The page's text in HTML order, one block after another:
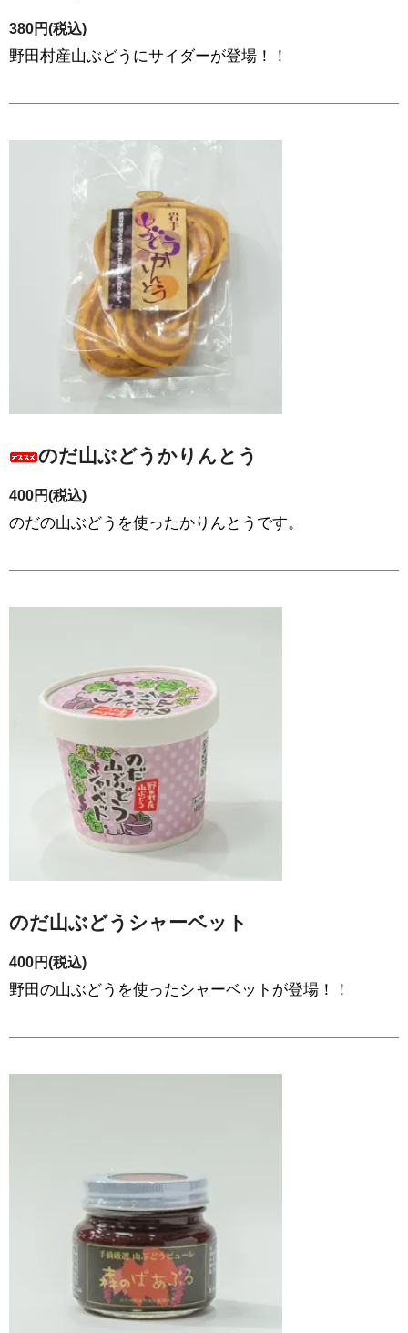
380円(税込)
野田村産山ぶどうにサイダーが登場！！
のだ山ぶどうかりんとう
400円(税込)
のだの山ぶどうを使ったかりんとうです。
のだ山ぶどうシャーベット
400円(税込)
野田の山ぶどうを使ったシャーベットが登場！！